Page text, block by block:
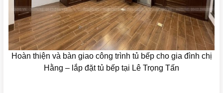
Hoàn thiện và bàn giao công trình tủ bếp cho gia đình chị
Hằng – lắp đặt tủ bếp tại Lê Trọng Tấn